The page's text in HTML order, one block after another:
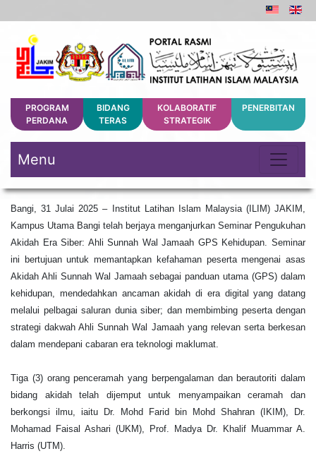
PROGRAM
PERDANA
BIDANG
TERAS
KOLABORATIF
STRATEGIK
PENERBITAN
Menu
Bangi, 31 Julai 2025 – Institut Latihan Islam Malaysia (ILIM) JAKIM,
Kampus Utama Bangi telah berjaya menganjurkan Seminar Pengukuhan
Akidah Era Siber: Ahli Sunnah Wal Jamaah GPS Kehidupan. Seminar
ini bertujuan untuk memantapkan kefahaman peserta mengenai asas
Akidah Ahli Sunnah Wal Jamaah sebagai panduan utama (GPS) dalam
kehidupan, mendedahkan ancaman akidah di era digital yang datang
melalui pelbagai saluran dunia siber; dan membimbing peserta dengan
strategi dakwah Ahli Sunnah Wal Jamaah yang relevan serta berkesan
dalam mendepani cabaran era teknologi maklumat.
Tiga (3) orang penceramah yang berpengalaman dan berautoriti dalam
bidang akidah telah dijemput untuk menyampaikan ceramah dan
berkongsi ilmu, iaitu Dr. Mohd Farid bin Mohd Shahran (IKIM), Dr.
Mohamad Faisal Ashari (UKM), Prof. Madya Dr. Khalif Muammar A.
Harris (UTM).